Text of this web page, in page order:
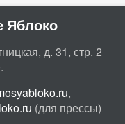
Яблоко
д. 31, стр. 2
,
(для прессы)